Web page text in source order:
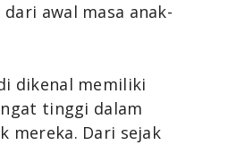
awal masa anak-
dikenal memiliki
tinggi dalam
mereka. Dari sejak